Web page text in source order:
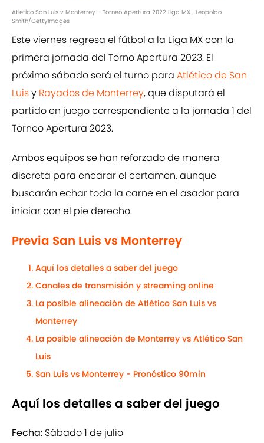
Atletico San Luis v Monterrey - Torneo Apertura 2022 Liga MX | Leopoldo
Smith/GettyImages
Este viernes regresa el fútbol a la Liga MX con la
primera jornada del Torno Apertura 2023. El
próximo sábado será el turno para Atlético de San
Luisy Rayados de Monterrey, que disputará el
partido en juego correspondiente a la jornada 1 del
Torneo Apertura 2023.
Ambos equipos se han reforzado de manera
discreta para encarar el certamen, aunque
buscarán echar toda la carne en el asador para
iniciar con el pie derecho.
Previa San Luis vs Monterrey
Aquí los detalles a saber del juego
Canales de transmisión y streaming online
La posible alineación de Atlético San Luis vs
Monterrey
La posible alineación de Monterrey vs Atlético San
Luis
San Luis vs Monterrey - Pronóstico 90min
Aquí los detalles a saber del juego
Fecha: Sábado 1 de julio